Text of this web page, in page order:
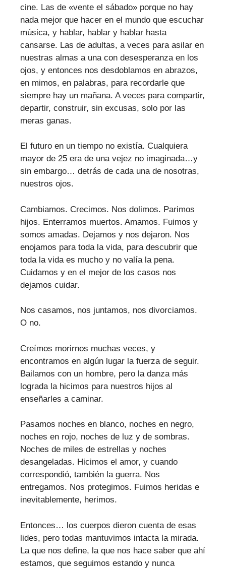
cine. Las de «vente el sábado» porque no hay
nada mejor que hacer en el mundo que escuchar
música, y hablar, hablar y hablar hasta
cansarse. Las de adultas, a veces para asilar en
nuestras almas a una con desesperanza en los
ojos, y entonces nos desdoblamos en abrazos,
en mimos, en palabras, para recordarle que
siempre hay un mañana. A veces para compartir,
departir, construir, sin excusas, solo por las
meras ganas.
El futuro en un tiempo no existía. Cualquiera
mayor de 25 era de una vejez no imaginada…y
sin embargo… detrás de cada una de nosotras,
nuestros ojos.
Cambiamos. Crecimos. Nos dolimos. Parimos
hijos. Enterramos muertos. Amamos. Fuimos y
somos amadas. Dejamos y nos dejaron. Nos
enojamos para toda la vida, para descubrir que
toda la vida es mucho y no valía la pena.
Cuidamos y en el mejor de los casos nos
dejamos cuidar.
Nos casamos, nos juntamos, nos divorciamos.
O no.
Creímos morirnos muchas veces, y
encontramos en algún lugar la fuerza de seguir.
Bailamos con un hombre, pero la danza más
lograda la hicimos para nuestros hijos al
enseñarles a caminar.
Pasamos noches en blanco, noches en negro,
noches en rojo, noches de luz y de sombras.
Noches de miles de estrellas y noches
desangeladas. Hicimos el amor, y cuando
correspondió, también la guerra. Nos
entregamos. Nos protegimos. Fuimos heridas e
inevitablemente, herimos.
Entonces… los cuerpos dieron cuenta de esas
lides, pero todas mantuvimos intacta la mirada.
La que nos define, la que nos hace saber que ahí
estamos, que seguimos estando y nunca